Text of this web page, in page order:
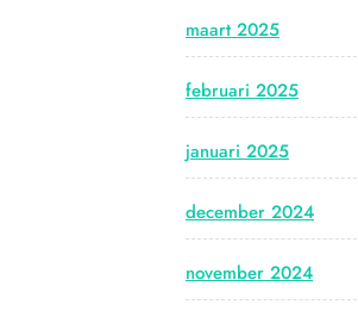
maart 2025
februari 2025
januari 2025
december 2024
november 2024